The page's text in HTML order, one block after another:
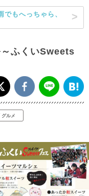
もへっちゃら、
～ふくいSweets
グルメ